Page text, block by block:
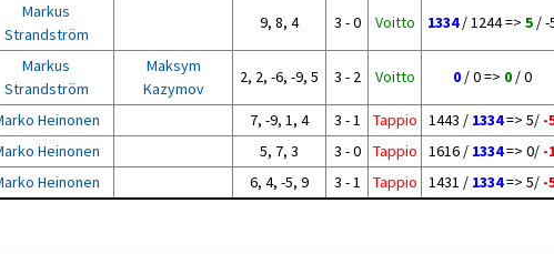
Markus
Strandström
9, 8, 4 3 - 0 Voitto 1334/ 1244 => 5 / -
Markus
Strandström
Maksym
Kazymov
2, 2, -6, -9, 5 3 - 2 Voitto 0 / 0 => 0 / 0
Heinonen 7, -9, 1, 4 3 - 1 Tappio 1443 / 1334=> 5/ -
Heinonen 5, 7, 3 3 - 0 Tappio 1616 / 1334=> 0/ -
Heinonen 6, 4, -5, 9 3 - 1 Tappio 1431 / 1334=> 5/ -